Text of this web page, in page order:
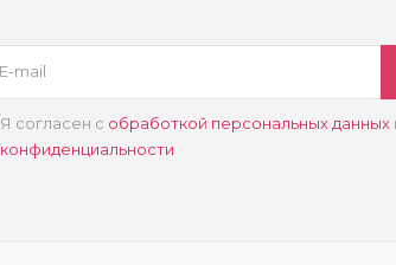
Я согласен с обработкой персональных данных
конфиденциальности